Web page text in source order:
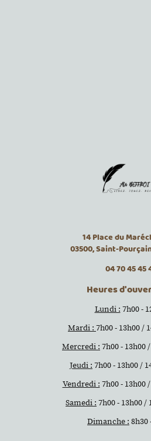
14 Place du
03500, Saint-
04 70 45 45
Heures
Lundi : 7h00 -
Mardi : 7h00 - 13h00 /
Mercredi : 7h00 - 13h00
Jeudi : 7h00 - 13h00 /
Vendredi : 7h00 - 13h00
Samedi : 7h00 - 13h00 /
Dimanche : 8h30